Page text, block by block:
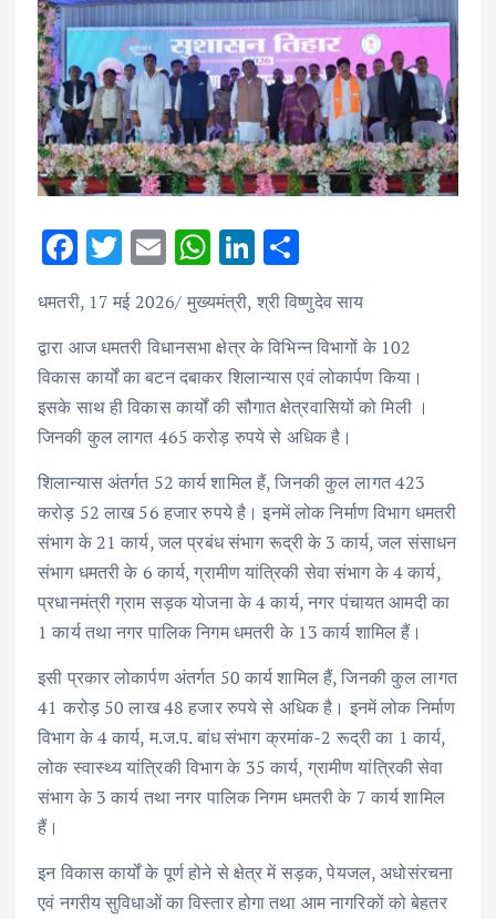
F
ac
e
b
o
o
k
T
w
it
te
r
E
ai
l
W
h
at
s
A
p
p
Li
n
k
e
dI
n
h
ar
e
धमतरी, 17 मई 2026/ मुख्यमंत्री, श्री विष्णुदेव साय
द्वारा आज धमतरी विधानसभा क्षेत्र के विभिन्न विभागों के 102
विकास कार्यों का बटन दबाकर शिलान्यास एवं लोकार्पण किया।
इसके साथ ही विकास कार्यों की सौगात क्षेत्रवासियों को मिली ।
जिनकी कुल लागत 465 करोड़ रुपये से अधिक है।
शिलान्यास अंतर्गत 52 कार्य शामिल हैं, जिनकी कुल लागत 423
करोड़ 52 लाख 56 हजार रुपये है। इनमें लोक निर्माण विभाग धमतरी
संभाग के 21 कार्य, जल प्रबंध संभाग रूद्री के 3 कार्य, जल संसाधन
संभाग धमतरी के 6 कार्य, ग्रामीण यांत्रिकी सेवा संभाग के 4 कार्य,
प्रधानमंत्री ग्राम सड़क योजना के 4 कार्य, नगर पंचायत आमदी का
1 कार्य तथा नगर पालिक निगम धमतरी के 13 कार्य शामिल हैं।
इसी प्रकार लोकार्पण अंतर्गत 50 कार्य शामिल हैं, जिनकी कुल लागत
41 करोड़ 50 लाख 48 हजार रुपये से अधिक है। इनमें लोक निर्माण
विभाग के 4 कार्य, म.ज.प. बांध संभाग क्रमांक-2 रूद्री का 1 कार्य,
लोक स्वास्थ्य यांत्रिकी विभाग के 35 कार्य, ग्रामीण यांत्रिकी सेवा
संभाग के 3 कार्य तथा नगर पालिक निगम धमतरी के 7 कार्य शामिल
हैं।
इन विकास कार्यों के पूर्ण होने से क्षेत्र में सड़क, पेयजल, अधोसंरचना
एवं नगरीय सुविधाओं का विस्तार होगा तथा आम नागरिकों को बेहतर